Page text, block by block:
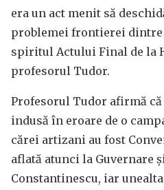
era un act menit să
problemei frontierei dintre
spiritul Actului Final de la
profesorul Tudor.
Profesorul Tudor afirmă
indusă în eroare de o
cărei artizani au fost
aflată atunci la Guvernare
Constantinescu, iar